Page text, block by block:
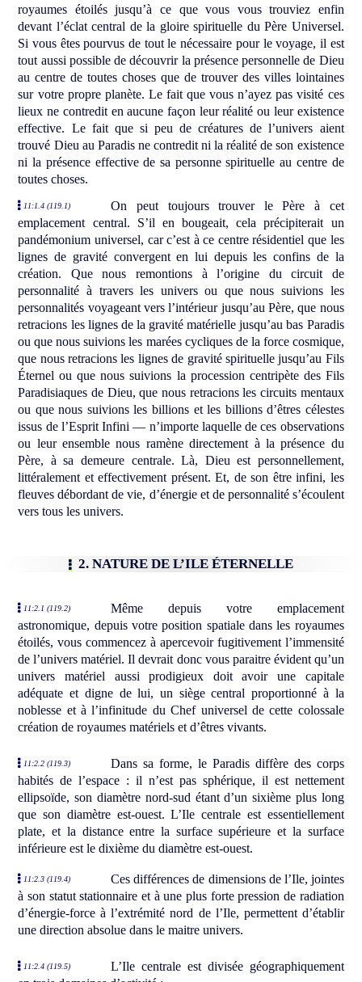
royaumes étoilés jusqu’à ce que vous vous trouviez enfin
devant l’éclat central de la gloire spirituelle du Père Universel.
Si vous êtes pourvus de tout le nécessaire pour le voyage, il est
tout aussi possible de découvrir la présence personnelle de Dieu
au centre de toutes choses que de trouver des villes lointaines
sur votre propre planète. Le fait que vous n’ayez pas visité ces
lieux ne contredit en aucune façon leur réalité ou leur existence
effective. Le fait que si peu de créatures de l’univers aient
trouvé Dieu au Paradis ne contredit ni la réalité de son existence
ni la présence effective de sa personne spirituelle au centre de
toutes choses.
11:1.4 (119.1)
On peut toujours trouver le Père à cet
emplacement central. S’il en bougeait, cela précipiterait un
pandémonium universel, car c’est à ce centre résidentiel que les
lignes de gravité convergent en lui depuis les confins de la
création. Que nous remontions à l’origine du circuit de
personnalité à travers les univers ou que nous suivions les
personnalités voyageant vers l’intérieur jusqu’au Père, que nous
retracions les lignes de la gravité matérielle jusqu’au bas Paradis
ou que nous suivions les marées cycliques de la force cosmique,
que nous retracions les lignes de gravité spirituelle jusqu’au Fils
Éternel ou que nous suivions la procession centripète des Fils
Paradisiaques de Dieu, que nous retracions les circuits mentaux
ou que nous suivions les billions et les billions d’êtres célestes
issus de l’Esprit Infini — n’importe laquelle de ces observations
ou leur ensemble nous ramène directement à la présence du
Père, à sa demeure centrale. Là, Dieu est personnellement,
littéralement et effectivement présent. Et, de son être infini, les
fleuves débordant de vie, d’énergie et de personnalité s’écoulent
vers tous les univers.
2. NATURE DE L’ILE ÉTERNELLE
11:2.1 (119.2)
Même depuis votre emplacement
astronomique, depuis votre position spatiale dans les royaumes
étoilés, vous commencez à apercevoir fugitivement l’immensité
de l’univers matériel. Il devrait donc vous paraitre évident qu’un
univers matériel aussi prodigieux doit avoir une capitale
adéquate et digne de lui, un siège central proportionné à la
noblesse et à l’infinitude du Chef universel de cette colossale
création de royaumes matériels et d’êtres vivants.
11:2.2 (119.3)
Dans sa forme, le Paradis diffère des corps
habités de l’espace : il n’est pas sphérique, il est nettement
ellipsoïde, son diamètre nord-sud étant d’un sixième plus long
que son diamètre est-ouest. L’Ile centrale est essentiellement
plate, et la distance entre la surface supérieure et la surface
inférieure est le dixième du diamètre est-ouest.
11:2.3 (119.4)
Ces différences de dimensions de l’Ile, jointes
à son statut stationnaire et à une plus forte pression de radiation
d’énergie-force à l’extrémité nord de l’Ile, permettent d’établir
une direction absolue dans le maitre univers.
11:2.4 (119.5)
L’Ile centrale est divisée géographiquement